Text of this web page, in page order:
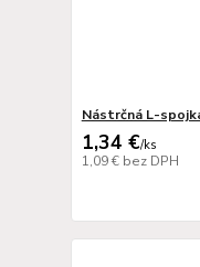
Nástrčná L-
1,34 €/ks
1,09 € bez DPH